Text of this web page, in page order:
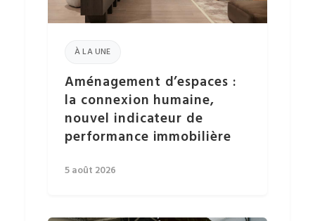
À LA UNE
Aménagement d’espaces :
la connexion humaine,
nouvel indicateur de
performance immobilière
5 août 2026